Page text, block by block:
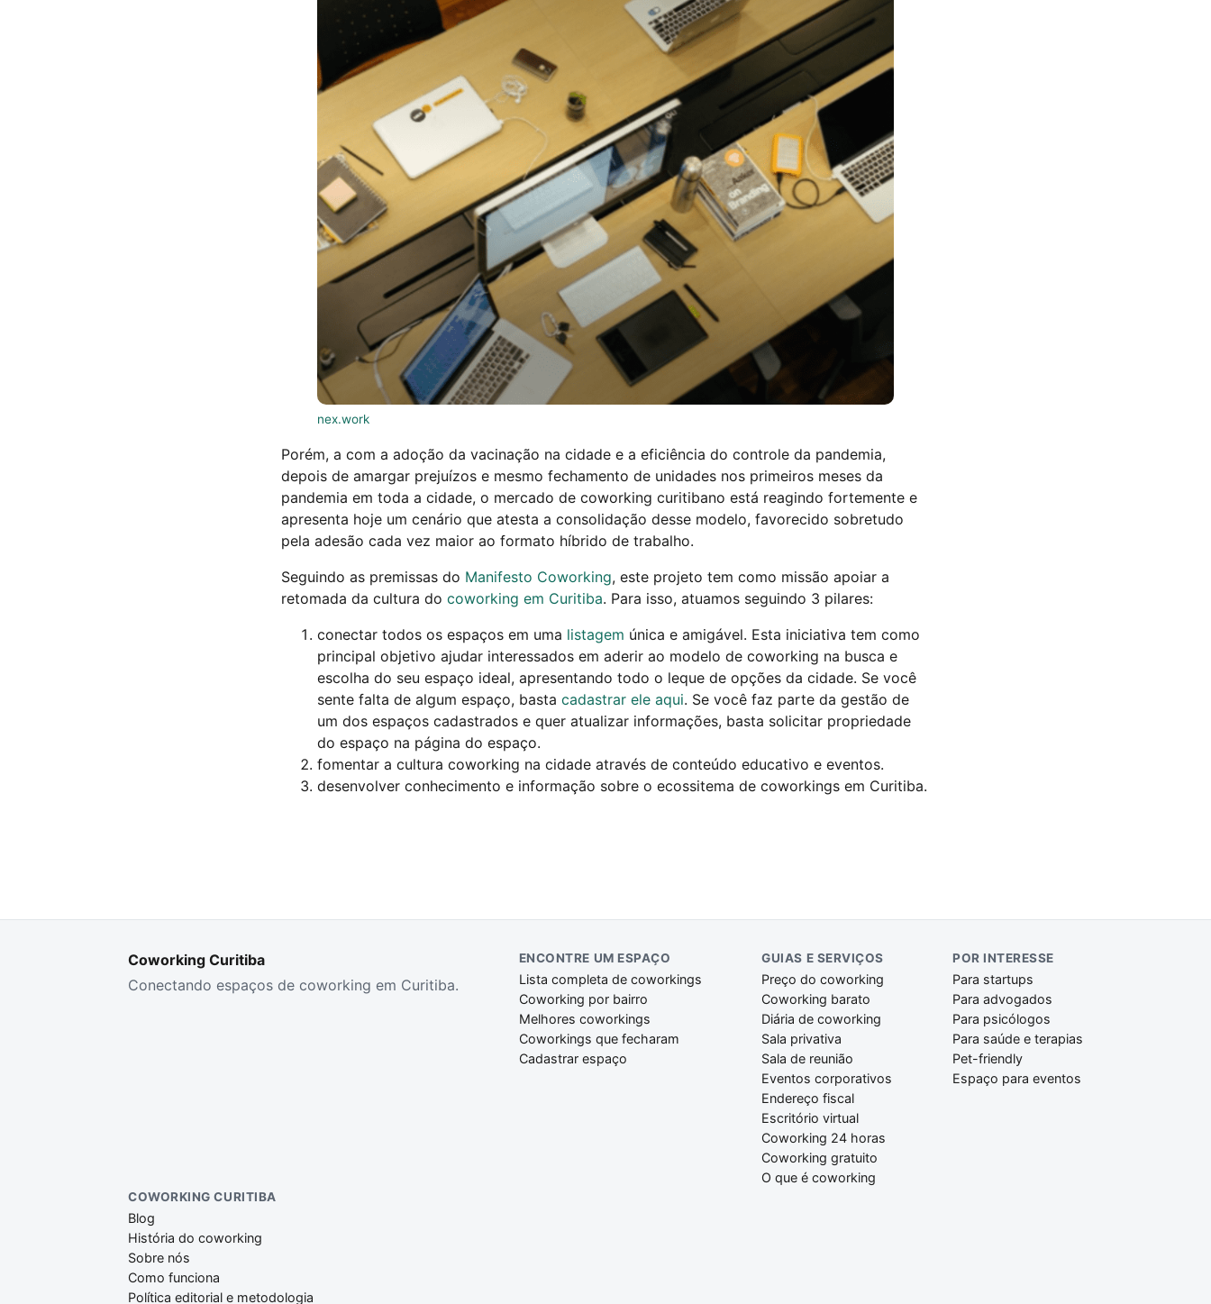
nex.work
Porém, a com a adoção da vacinação na cidade e a eficiência do controle da pandemia,
depois de amargar prejuízos e mesmo fechamento de unidades nos primeiros meses da
pandemia em toda a cidade, o mercado de coworking curitibano está reagindo fortemente e
apresenta hoje um cenário que atesta a consolidação desse modelo, favorecido sobretudo
pela adesão cada vez maior ao formato híbrido de trabalho.
Seguindo as premissas do Manifesto Coworking, este projeto tem como missão apoiar a
retomada da cultura do coworking em Curitiba. Para isso, atuamos seguindo 3 pilares:
conectar todos os espaços em uma listagem única e amigável. Esta iniciativa tem como
principal objetivo ajudar interessados em aderir ao modelo de coworking na busca e
escolha do seu espaço ideal, apresentando todo o leque de opções da cidade. Se você
sente falta de algum espaço, basta cadastrar ele aqui. Se você faz parte da gestão de
um dos espaços cadastrados e quer atualizar informações, basta solicitar propriedade
do espaço na página do espaço.
fomentar a cultura coworking na cidade através de conteúdo educativo e eventos.
desenvolver conhecimento e informação sobre o ecossitema de coworkings em Curitiba.
Coworking Curitiba
Conectando espaços de coworking em Curitiba.
ENCONTRE UM ESPAÇO
Lista completa de coworkings
Coworking por bairro
Melhores coworkings
Coworkings que fecharam
Cadastrar espaço
GUIAS E SERVIÇOS
Preço do coworking
Coworking barato
Diária de coworking
Sala privativa
Sala de reunião
Eventos corporativos
Endereço fiscal
Escritório virtual
Coworking 24 horas
Coworking gratuito
O que é coworking
POR INTERESSE
Para startups
Para advogados
Para psicólogos
Para saúde e terapias
Pet-friendly
Espaço para eventos
COWORKING CURITIBA
Blog
História do coworking
Sobre nós
Como funciona
Política editorial e metodologia